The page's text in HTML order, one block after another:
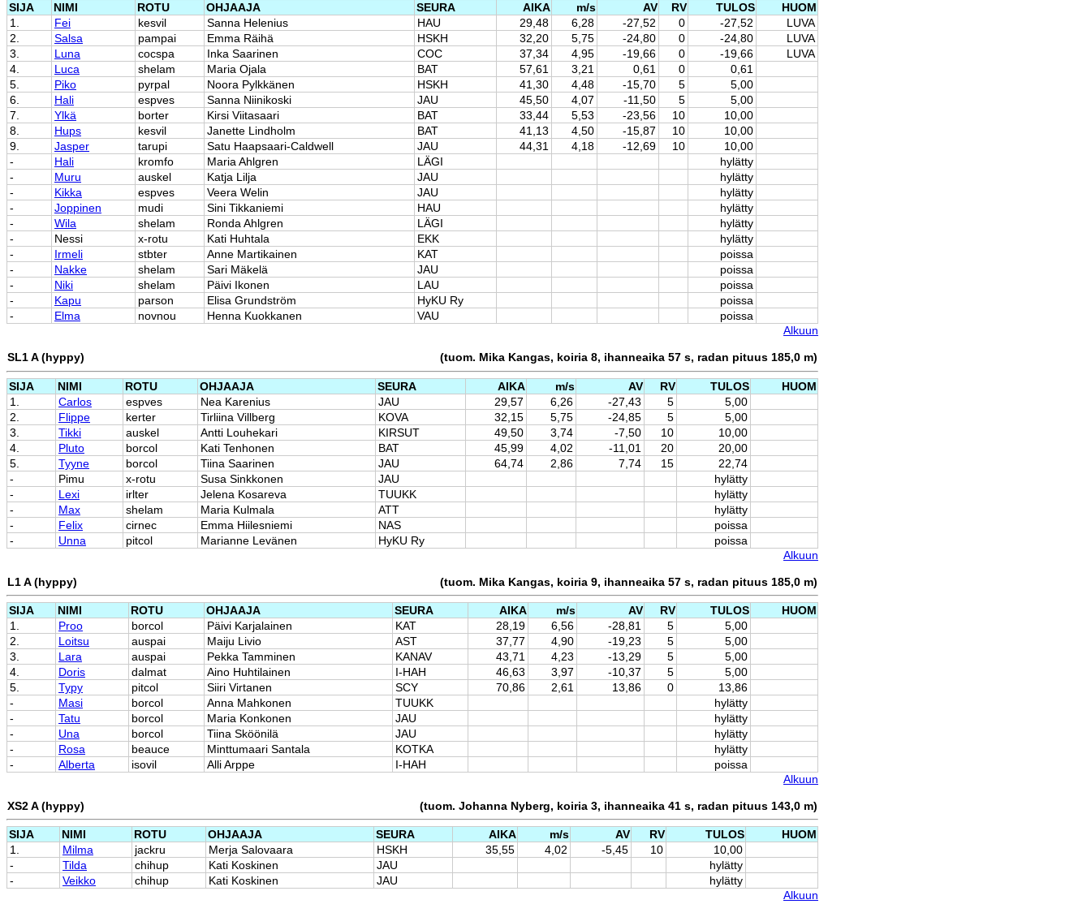
SIJA NIMI ROTU OHJAAJA SEURA AIKA m/s AV RV TULOS
HUOM
1.
Fei kesvil Sanna Helenius HAU 29,48 6,28 -27,52 0 -27,52
LUVA
2.
Salsa pampai Emma Räihä HSKH 32,20 5,75 -24,80 0 -24,80
LUVA
3.
Luna cocspa Inka Saarinen COC 37,34 4,95 -19,66 0 -19,66
LUVA
4.
Luca shelam Maria Ojala BAT 57,61 3,21 0,61 0
0,61
5.
Piko pyrpal Noora Pylkkänen HSKH 41,30 4,48 -15,70 5
5,00
6.
Hali espves Sanna Niinikoski JAU 45,50 4,07 -11,50 5
5,00
7.
Ylkä borter Kirsi Viitasaari BAT 33,44 5,53 -23,56 10
10,00
8.
Hups kesvil Janette Lindholm BAT 41,13 4,50 -15,87 10
10,00
9.
Jasper tarupi Satu Haapsaari-Caldwell JAU 44,31 4,18 -12,69 10
10,00
-
Hali kromfo Maria Ahlgren LÄGI
hylätty
-
Muru auskel Katja Lilja JAU
hylätty
-
Kikka espves Veera Welin JAU
hylätty
-
Joppinen mudi Sini Tikkaniemi HAU
hylätty
-
Wila shelam Ronda Ahlgren LÄGI
hylätty
-
Nessi x-rotu Kati Huhtala EKK
hylätty
-
Irmeli stbter Anne Martikainen KAT
poissa
-
Nakke shelam Sari Mäkelä JAU
poissa
-
Niki shelam Päivi Ikonen LAU
poissa
-
Kapu parson Elisa Grundström HyKU Ry
poissa
-
Elma novnou Henna Kuokkanen VAU
poissa
Alkuun
SL1 A (hyppy) (tuom. Mika Kangas, koiria 8, ihanneaika 57 s, radan pituus 185,0 m)
SIJA NIMI ROTU OHJAAJA SEURA AIKA m/s AV RV TULOS
HUOM
1.
Carlos espves Nea Karenius JAU 29,57 6,26 -27,43 5
5,00
2.
Flippe kerter Tirliina Villberg KOVA 32,15 5,75 -24,85 5
5,00
3.
Tikki auskel Antti Louhekari KIRSUT 49,50 3,74 -7,50 10
10,00
4.
Pluto borcol Kati Tenhonen BAT 45,99 4,02 -11,01 20
20,00
5.
Tyyne borcol Tiina Saarinen JAU 64,74 2,86 7,74 15
22,74
-
Pimu x-rotu Susa Sinkkonen JAU
hylätty
-
Lexi irlter Jelena Kosareva TUUKK
hylätty
-
Max shelam Maria Kulmala ATT
hylätty
-
Felix cirnec Emma Hiilesniemi NAS
poissa
-
Unna pitcol Marianne Levänen HyKU Ry
poissa
Alkuun
L1 A (hyppy) (tuom. Mika Kangas, koiria 9, ihanneaika 57 s, radan pituus 185,0 m)
SIJA NIMI ROTU OHJAAJA SEURA AIKA m/s AV RV TULOS
HUOM
1.
Proo borcol Päivi Karjalainen KAT 28,19 6,56 -28,81 5
5,00
2.
Loitsu auspai Maiju Livio AST 37,77 4,90 -19,23 5
5,00
3.
Lara auspai Pekka Tamminen KANAV 43,71 4,23 -13,29 5
5,00
4.
Doris dalmat Aino Huhtilainen I-HAH 46,63 3,97 -10,37 5
5,00
5.
Typy pitcol Siiri Virtanen SCY 70,86 2,61 13,86 0
13,86
-
Masi borcol Anna Mahkonen TUUKK
hylätty
-
Tatu borcol Maria Konkonen JAU
hylätty
-
Una borcol Tiina Sköönilä JAU
hylätty
-
Rosa beauce Minttumaari Santala KOTKA
hylätty
-
Alberta isovil Alli Arppe I-HAH
poissa
Alkuun
XS2 A (hyppy) (tuom. Johanna Nyberg, koiria 3, ihanneaika 41 s, radan pituus 143,0 m)
SIJA NIMI ROTU OHJAAJA SEURA AIKA m/s AV RV TULOS
HUOM
1.
Milma jackru Merja Salovaara HSKH 35,55 4,02 -5,45 10
10,00
-
Tilda chihup Kati Koskinen JAU
hylätty
-
Veikko chihup Kati Koskinen JAU
hylätty
Alkuun